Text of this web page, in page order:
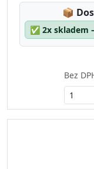
📦
✅ 2x skladem
Bez